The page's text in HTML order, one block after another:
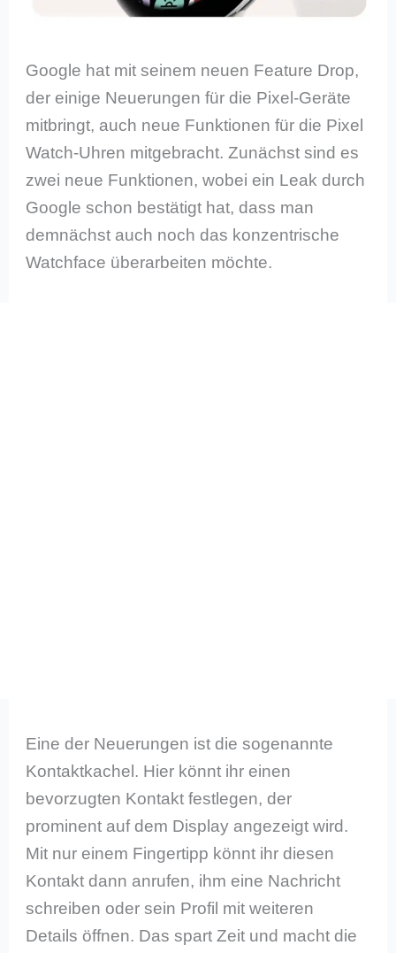
Google hat mit seinem neuen Feature Drop,
der einige Neuerungen für die Pixel-Geräte
mitbringt, auch neue Funktionen für die Pixel
Watch-Uhren mitgebracht. Zunächst sind es
zwei neue Funktionen, wobei ein Leak durch
Google schon bestätigt hat, dass man
demnächst auch noch das konzentrische
Watchface überarbeiten möchte.
Eine der Neuerungen ist die sogenannte
Kontaktkachel. Hier könnt ihr einen
bevorzugten Kontakt festlegen, der
prominent auf dem Display angezeigt wird.
Mit nur einem Fingertipp könnt ihr diesen
Kontakt dann anrufen, ihm eine Nachricht
schreiben oder sein Profil mit weiteren
Details öffnen. Das spart Zeit und macht die